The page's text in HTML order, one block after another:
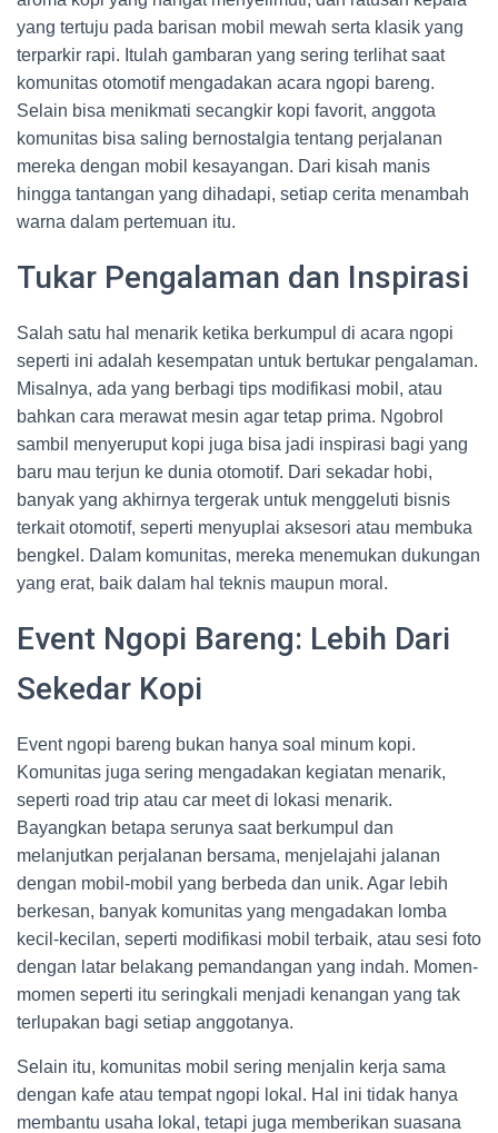
yang tertuju pada barisan mobil mewah serta klasik yang
terparkir rapi. Itulah gambaran yang sering terlihat saat
komunitas otomotif mengadakan acara ngopi bareng.
Selain bisa menikmati secangkir kopi favorit, anggota
komunitas bisa saling bernostalgia tentang perjalanan
mereka dengan mobil kesayangan. Dari kisah manis
hingga tantangan yang dihadapi, setiap cerita menambah
warna dalam pertemuan itu.
Tukar Pengalaman dan Inspirasi
Salah satu hal menarik ketika berkumpul di acara ngopi
seperti ini adalah kesempatan untuk bertukar pengalaman.
Misalnya, ada yang berbagi tips modifikasi mobil, atau
bahkan cara merawat mesin agar tetap prima. Ngobrol
sambil menyeruput kopi juga bisa jadi inspirasi bagi yang
baru mau terjun ke dunia otomotif. Dari sekadar hobi,
banyak yang akhirnya tergerak untuk menggeluti bisnis
terkait otomotif, seperti menyuplai aksesori atau membuka
bengkel. Dalam komunitas, mereka menemukan dukungan
yang erat, baik dalam hal teknis maupun moral.
Event Ngopi Bareng: Lebih Dari
Sekedar Kopi
Event ngopi bareng bukan hanya soal minum kopi.
Komunitas juga sering mengadakan kegiatan menarik,
seperti road trip atau car meet di lokasi menarik.
Bayangkan betapa serunya saat berkumpul dan
melanjutkan perjalanan bersama, menjelajahi jalanan
dengan mobil-mobil yang berbeda dan unik. Agar lebih
berkesan, banyak komunitas yang mengadakan lomba
kecil-kecilan, seperti modifikasi mobil terbaik, atau sesi foto
dengan latar belakang pemandangan yang indah. Momen-
momen seperti itu seringkali menjadi kenangan yang tak
terlupakan bagi setiap anggotanya.
Selain itu, komunitas mobil sering menjalin kerja sama
dengan kafe atau tempat ngopi lokal. Hal ini tidak hanya
membantu usaha lokal, tetapi juga memberikan suasana